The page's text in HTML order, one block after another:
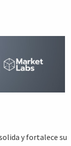
y fortalece su